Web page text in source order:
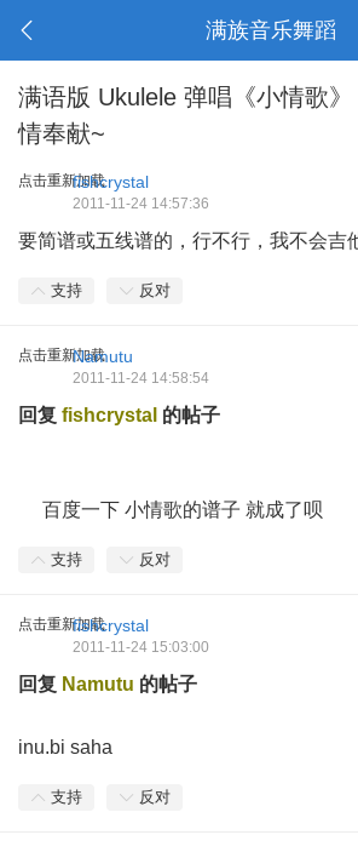
满族音乐舞蹈
满语版 Ukulele 弹唱《小情歌
情奉献~
点击重新加载fishcrystal
2011-11-24 14:57:36
要简谱或五线谱的，行不行，我不会吉
支持 反对
点击重新加载
Namutu
2011-11-24 14:58:54
回复 fishcrystal 的帖子
百度一下 小情歌的谱子 就成了呗
支持 反对
点击重新加载fishcrystal
2011-11-24 15:03:00
回复 Namutu 的帖子
inu.bi saha
支持 反对